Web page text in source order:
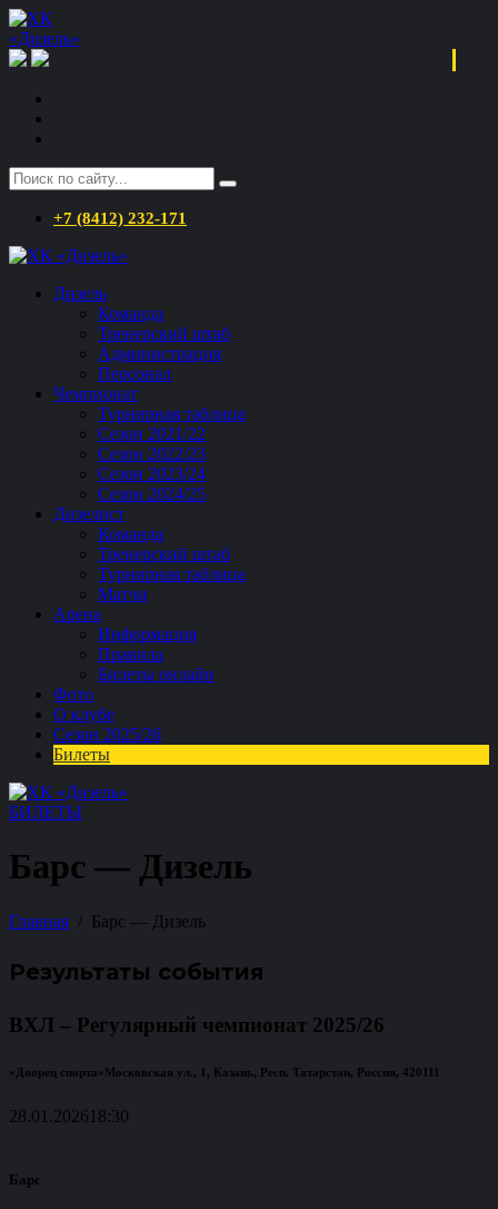
+7 (8412) 232-171
Дизель
Команда
Тренерский штаб
Администрация
Персонал
Чемпионат
Турнирная таблица
Сезон 2021/22
Сезон 2022/23
Сезон 2023/24
Сезон 2024/25
Дизелист
Команда
Тренерский штаб
Турнирная таблица
Матчи
Арена
Информация
Правила
Билеты онлайн
Фото
О клубе
Сезон 2025/26
Билеты
БИЛЕТЫ
Барс — Дизель
Главная Барс — Дизель
Результаты события
ВХЛ – Регулярный чемпионат 2025/26
«Дворец спорта»Московская ул., 1, Казань, Респ. Татарстан, Россия, 420111
28.01.2026 18:30
Барс